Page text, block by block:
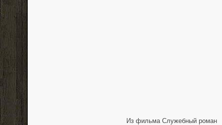
Из фильма Служебный роман